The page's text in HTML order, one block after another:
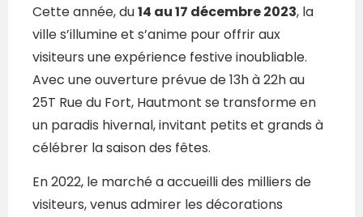
Cette année, du14 au 17 décembre 2023, la
ville s’illumine et s’anime pour offrir aux
visiteurs une expérience festive inoubliable.
Avec une ouverture prévue de 13h à 22h au
25T Rue du Fort, Hautmont se transforme en
un paradis hivernal, invitant petits et grands à
célébrer la saison des fêtes.
En 2022, le marché a accueilli des milliers de
visiteurs, venus admirer les décorations